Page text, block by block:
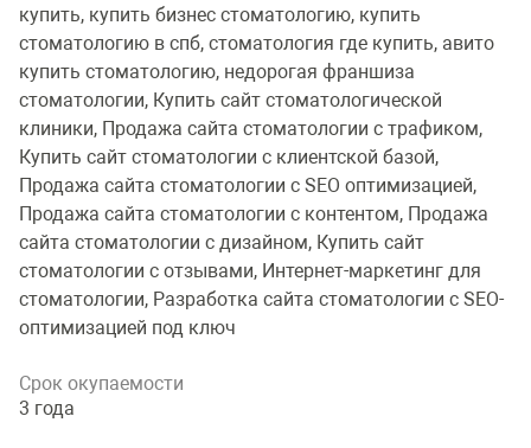
купить, купить бизнес стоматологию, купить
стоматологию в спб, стоматология где купить, авито
купить стоматологию, недорогая франшиза
стоматологии, Купить сайт стоматологической
клиники, Продажа сайта стоматологии с трафиком,
Купить сайт стоматологии с клиентской базой,
Продажа сайта стоматологии с SEO оптимизацией,
Продажа сайта стоматологии с контентом, Продажа
сайта стоматологии с дизайном, Купить сайт
стоматологии с отзывами, Интернет-маркетинг для
стоматологии, Разработка сайта стоматологии с SEO-
оптимизацией под ключ
Срок окупаемости
3 года